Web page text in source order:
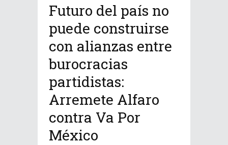
Futuro del país no
puede construirse
con alianzas entre
burocracias
partidistas:
Arremete Alfaro
contra Va Por
México